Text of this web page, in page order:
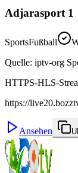
Adjarasport 1
SportsFußball
Quelle: iptv-org
HTTPS-HLS-
https://
Ansehen